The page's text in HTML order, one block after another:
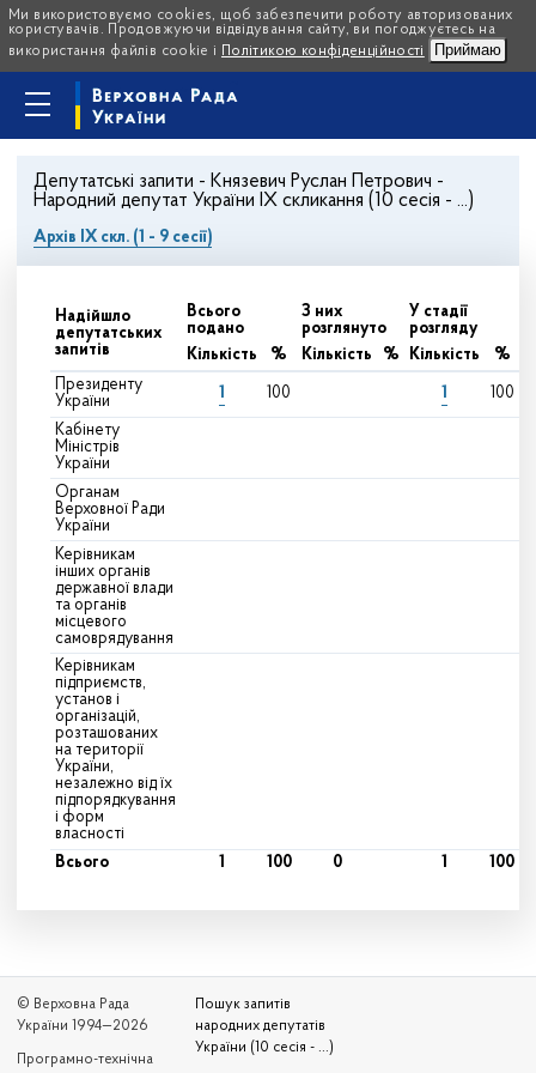
Ми використовуємо cookies, щоб забезпечити роботу авторизованих
користувачів. Продовжуючи відвідування сайту, ви погоджуєтесь на
використання файлів cookie і
Політикою конфіденційності Приймаю
Депутатські запити - Князевич Руслан Петрович -
Народний депутат України IX скликання (10 сесія - ...)
Архів IX скл. (1 - 9 сесії)
Надійшло
депутатських
запитів
Всього
подано
З них
розглянуто
У стадії
розгляду
Кількість
% Кількість % Кількість
%
Президенту
України
1 100 1 100
Кабінету
Міністрів
України
Органам
Верховної Ради
України
Керівникам
інших органів
державної влади
та органів
місцевого
самоврядування
Керівникам
підприємств,
установ і
організацій,
розташованих
на території
України,
незалежно від їх
підпорядкування
і форм
власності
Всього
1 100 0 1 100
© Верховна Рада
України 1994—2026
Програмно-технічна
Пошук запитів
народних депутатів
України (10 сесія - ...)